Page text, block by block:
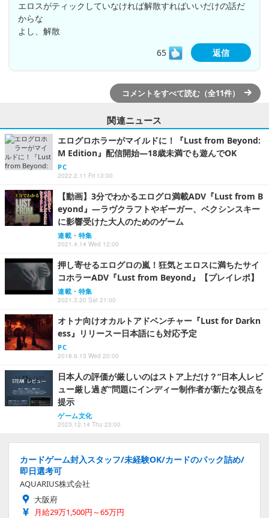
エロスがティックしていなければ解散すればいいだけの話だ
からな
よし、解散
65
返信
コメントをすべて読む（全11件）
関連ニュース
エログロホラーがマイルドに！『Lust from Beyond:
M Edition』配信開始―18歳未満でも遊んでOK
PC
2022.2.11 Fri 13:00
【動画】3分でわかるエログロ満載ADV『Lust from B
eyond』―ラヴクラフトやギーガー、ベクシンスキー
に影響受けた大人のためのゲーム
連載・特集
2021.4.14 Wed 12:00
押し寄せるエログロの嵐！狂気とエロスに満ちたサイ
コホラーADV『Lust from Beyond』【プレイレポ】
連載・特集
2021.3.20 Sat 21:00
オトナ向けオカルトアドベンチャー『Lust for Darkn
ess』リリースー日本語にも対応予定
PC
2018.6.13 Wed 20:00
日本人の評価が厳しいのはストア上だけ？“日本人レビ
ュー厳し過ぎ”問題にインディー制作者が新たな視点を
提示
ゲーム文化
2023.12.14 Thu 23:00
カードゲーム封入スタッフ/未経験OK/カードのパック詰め/
即日選考可
AQUARIUS株式会社
大阪府
月給29万1,500円～65万円